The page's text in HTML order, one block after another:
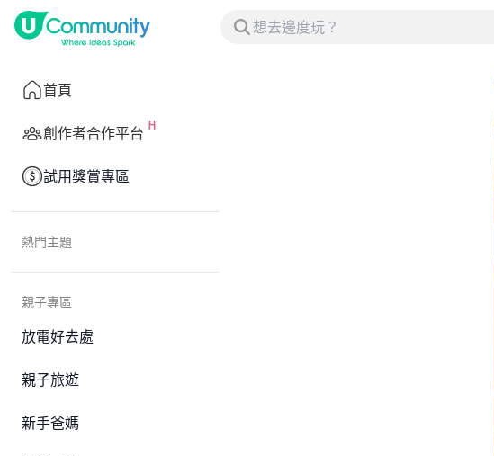
首頁
創作者合作平台
試用獎賞專區
熱門主題
親子專區
放電好去處
親子旅遊
新手爸媽